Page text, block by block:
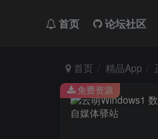
首页 论坛社区
首页 精品App
免费资源